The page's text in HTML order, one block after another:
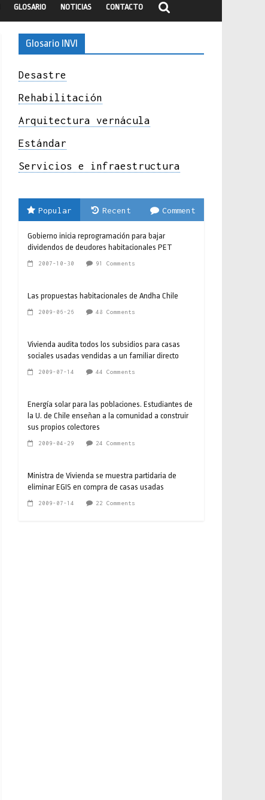
GLOSARIO NOTICIAS CONTACTO
Glosario INVI
Desastre
Rehabilitación
Arquitectura vernácula
Estándar
Servicios e infraestructura
Popular Recent Comment
Gobierno inicia reprogramación para bajar
dividendos de deudores habitacionales PET
2007-10-30 91 Comments
Las propuestas habitacionales de Andha Chile
2009-06-26 48 Comments
Vivienda audita todos los subsidios para casas
sociales usadas vendidas a un familiar directo
2009-07-14 44 Comments
Energía solar para las poblaciones. Estudiantes de
la U. de Chile enseñan a la comunidad a construir
sus propios colectores
2009-04-29 24 Comments
Ministra de Vivienda se muestra partidaria de
eliminar EGIS en compra de casas usadas
2009-07-14 22 Comments